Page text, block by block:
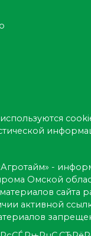
-
Омской
сайта
активной